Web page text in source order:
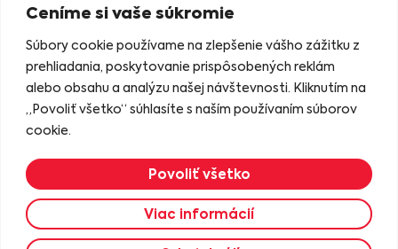
Ceníme si vaše súkromie
Súbory cookie používame na zlepšenie vášho zážitku z
prehliadania, poskytovanie prispôsobených reklám
alebo obsahu a analýzu našej návštevnosti. Kliknutím na
„Povoliť všetko“ súhlasíte s naším používaním súborov
cookie.
Viac informácií
Povoliť všetko
Kamenná predajňa
Nám. gen. Štefaníka 7
06401 Stará Ľubovňa
Zobraziť na mape
2023 © KASIANA